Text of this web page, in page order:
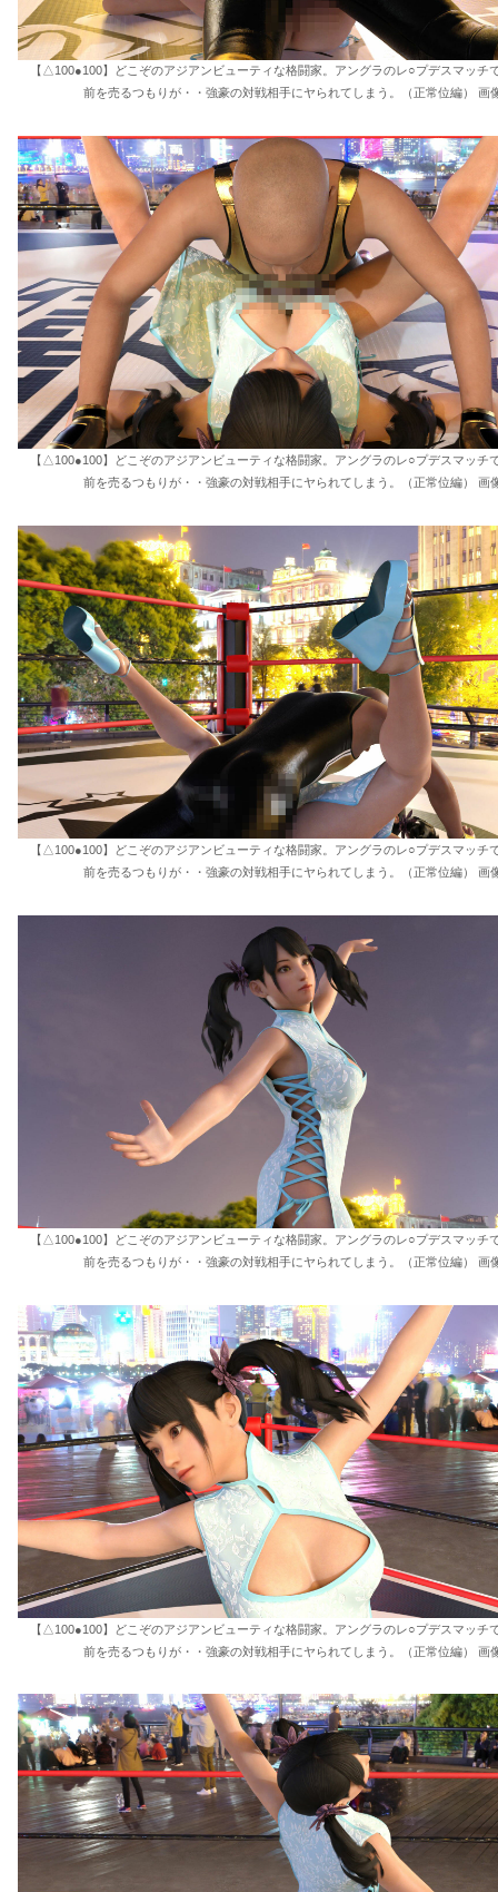
【△100●100】どこぞのアジアンビューティな格闘家。アングラのレ○プデスマッチ
前を売るつもりが・・強豪の対戦相手にヤられてしまう。（正常位編） 画
【△100●100】どこぞのアジアンビューティな格闘家。アングラのレ○プデスマッチ
前を売るつもりが・・強豪の対戦相手にヤられてしまう。（正常位編） 画
【△100●100】どこぞのアジアンビューティな格闘家。アングラのレ○プデスマッチ
前を売るつもりが・・強豪の対戦相手にヤられてしまう。（正常位編） 画
【△100●100】どこぞのアジアンビューティな格闘家。アングラのレ○プデスマッチ
前を売るつもりが・・強豪の対戦相手にヤられてしまう。（正常位編） 画
【△100●100】どこぞのアジアンビューティな格闘家。アングラのレ○プデスマッチ
前を売るつもりが・・強豪の対戦相手にヤられてしまう。（正常位編） 画